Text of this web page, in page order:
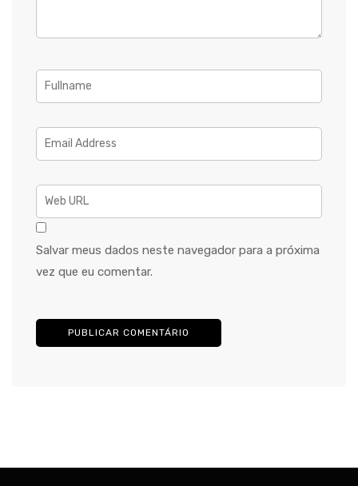
Salvar meus dados neste navegador para a próxima
vez que eu comentar.